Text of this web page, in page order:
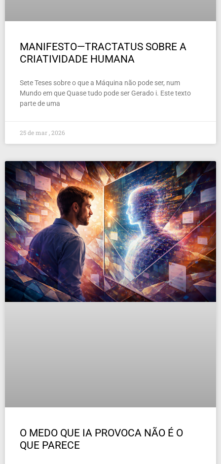
MANIFESTO—TRACTATUS SOBRE A
CRIATIVIDADE HUMANA
Sete Teses sobre o que a Máquina não pode ser, num
Mundo em que Quase tudo pode ser Gerado i. Este texto
parte de uma
25 de mar , 2026
O MEDO QUE IA PROVOCA NÃO É O
QUE PARECE